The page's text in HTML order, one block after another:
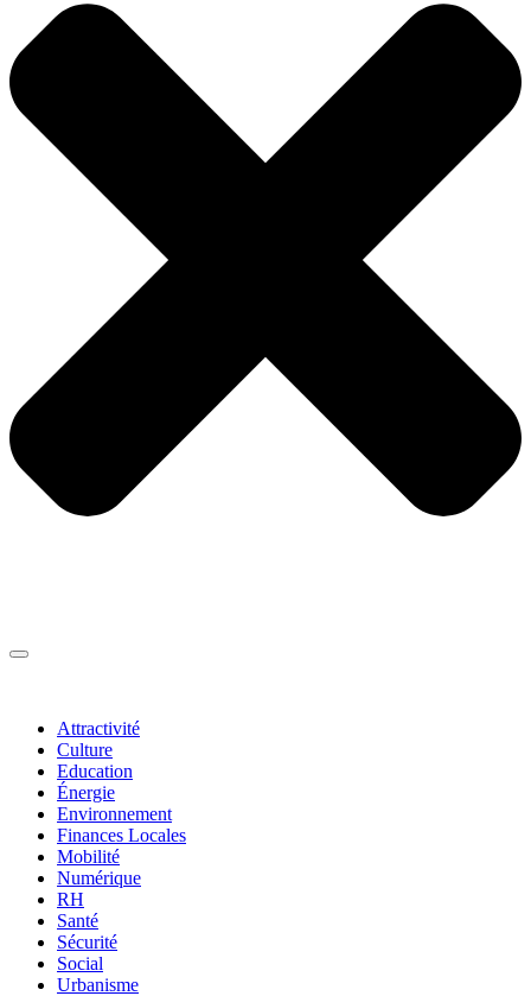
Attractivité
Culture
Education
Énergie
Environnement
Finances Locales
Mobilité
Numérique
RH
Santé
Sécurité
Social
Urbanisme